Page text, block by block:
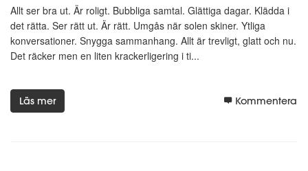
Allt ser bra ut. Är roligt. Bubbliga samtal. Glättiga dagar. Klädda i
det rätta. Ser rätt ut. Är rätt. Umgås när solen skiner. Ytliga
konversationer. Snygga sammanhang. Allt är trevligt, glatt och nu.
Det räcker men en liten krackerligering i ti...
Läs mer Kommentera